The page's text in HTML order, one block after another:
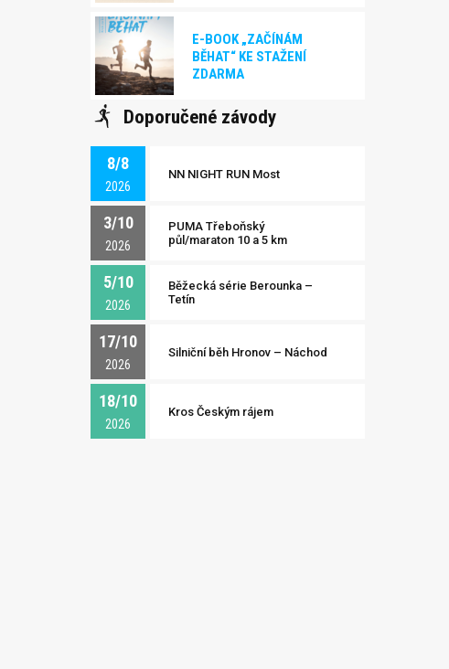
E-BOOK „ZAČÍNÁM
BĚHAT“ KE STAŽENÍ
ZDARMA
Doporučené závody
8/8
2026
NN NIGHT RUN Most
3/10
2026
PUMA Třeboňský
půl/maraton 10 a 5 km
5/10
2026
Běžecká série Berounka –
Tetín
17/10
2026
Silniční běh Hronov – Náchod
18/10
2026
Kros Českým rájem